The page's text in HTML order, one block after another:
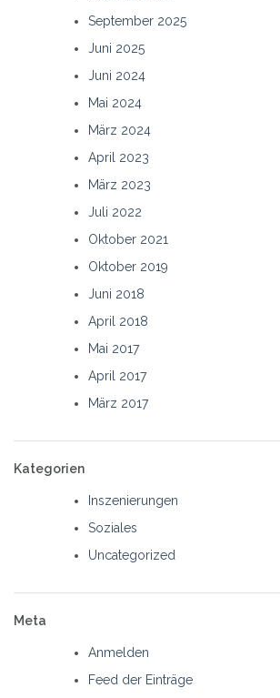
September 2025
Juni 2025
Juni 2024
Mai 2024
März 2024
April 2023
März 2023
Juli 2022
Oktober 2021
Oktober 2019
Juni 2018
April 2018
Mai 2017
April 2017
März 2017
Kategorien
Inszenierungen
Soziales
Uncategorized
Meta
Anmelden
Feed der Einträge